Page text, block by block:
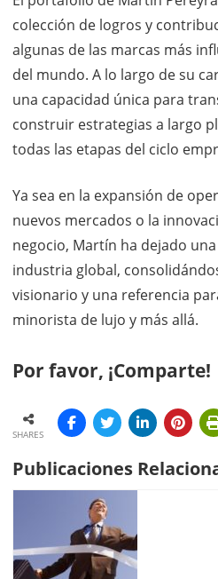
colección de logros y
algunas de las marcas más
del mundo. A lo largo de su
una capacidad única para
construir estrategias a largo
todas las etapas del ciclo
Ya sea en la expansión de
nuevos mercados o la
negocio, Martín ha dejado
industria global,
visionario y una referencia
minorista de lujo y más allá.
Por favor, ¡Comparte!
SHARES
Publicaciones